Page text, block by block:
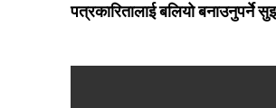
पत्रकारितालाई बलियो बनाउनुपर्ने